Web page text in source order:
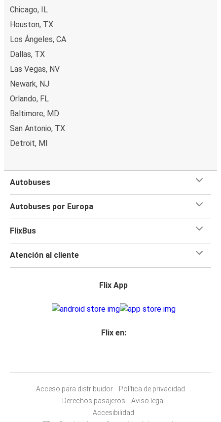
Chicago, IL
Houston, TX
Los Ángeles, CA
Dallas, TX
Las Vegas, NV
Newark, NJ
Orlando, FL
Baltimore, MD
San Antonio, TX
Detroit, MI
Autobuses
Autobuses por Europa
FlixBus
Atención al cliente
Flix App
Flix en:
Acceso para distribuidor
Política de privacidad
Derechos pasajeros
Aviso legal
Accesibilidad